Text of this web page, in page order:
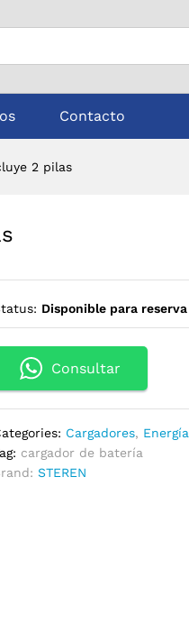
Contacto
2 pilas
Disponible para reserva
Consultar
Cargadores, Energía
cargador de batería
STEREN